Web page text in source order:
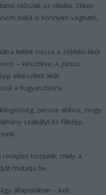
időszak az ideális. Ekkor
belül is könnyen vágható,
tekint vissza a zölddió-likőr
– készítése. A június
elkészített likőr
a fogyasztásra.
persze ahhoz, hogy
szabályt és főképp
hoztunk, mely a
mutatja be.
állapotában – kell